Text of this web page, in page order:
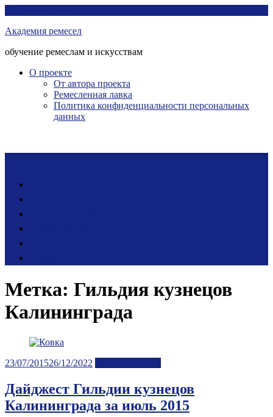
контенту
Академия ремесел
обучение ремеслам и искусствам
О проекте
От автора проекта
Ремесленная лавка
Политика конфиденциальности персональных
данных
Метка: Гильдия кузнецов
Калининграда
Posted
23/07/201526/12/2022
Дайджест Гильдии кузнецов
Калининграда за июль 2015